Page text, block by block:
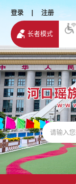
登录 | 注册
长者模式